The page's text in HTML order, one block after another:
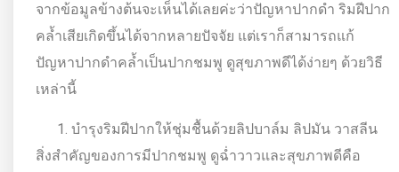
จากข้อมูลข้างต้นจะเห็นได้เลยค่ะว่าปัญหาปากดำ ริมฝีปาก
คล้ำเสียเกิดขึ้นได้จากหลายปัจจัย แต่เราก็สามารถแก้
ปัญหาปากดำคล้ำเป็นปากชมพู ดูสุขภาพดีได้ง่ายๆ ด้วยวิธี
เหล่านี้
บำรุงริมฝีปากให้ชุ่มชื้นด้วยลิปบาล์ม ลิปมัน วาสลีน
สิ่งสำคัญของการมีปากชมพู ดูฉ่ำวาวและสุขภาพดีคือ